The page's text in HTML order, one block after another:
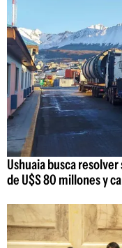
Ushuaia busca
de U$S 80 millones y